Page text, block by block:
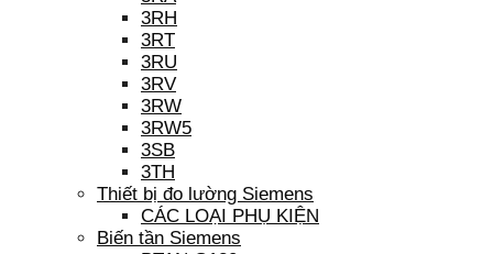
3RH
3RT
3RU
3RV
3RW
3RW5
3SB
3TH
Thiết bị đo lường Siemens
CÁC LOẠI PHỤ KIỆN
Biến tần Siemens